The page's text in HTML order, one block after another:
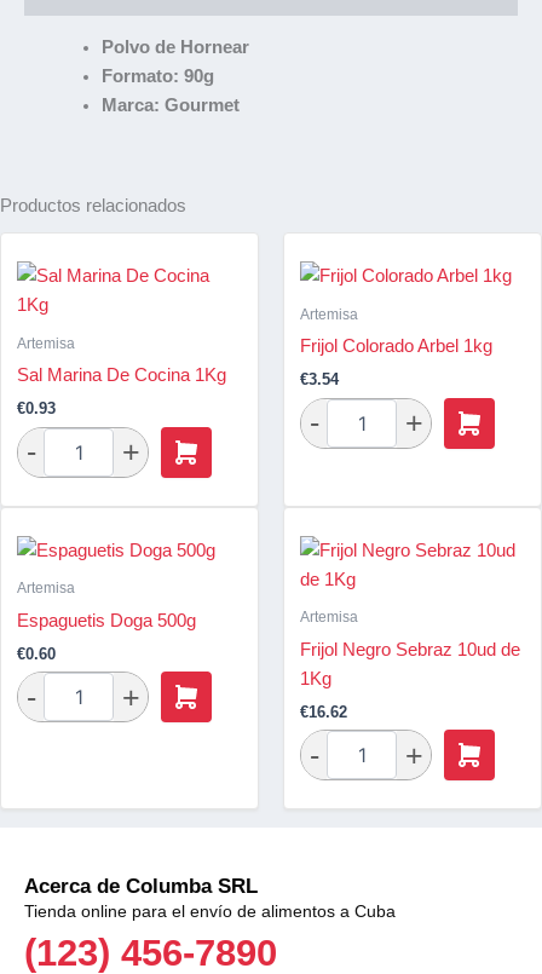
Polvo de Hornear
Formato: 90g
Marca: Gourmet
Productos relacionados
Artemisa
Sal Marina De Cocina 1Kg
€0.93
Artemisa
Frijol Colorado Arbel 1kg
€3.54
Artemisa
Espaguetis Doga 500g
€0.60
Artemisa
Frijol Negro Sebraz 10ud de
1Kg
€16.62
Acerca de Columba SRL
Tienda online para el envío de alimentos a Cuba
(123) 456-7890